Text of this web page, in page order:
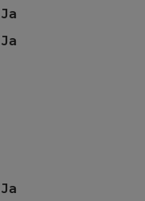
Ja
Ja
Ja